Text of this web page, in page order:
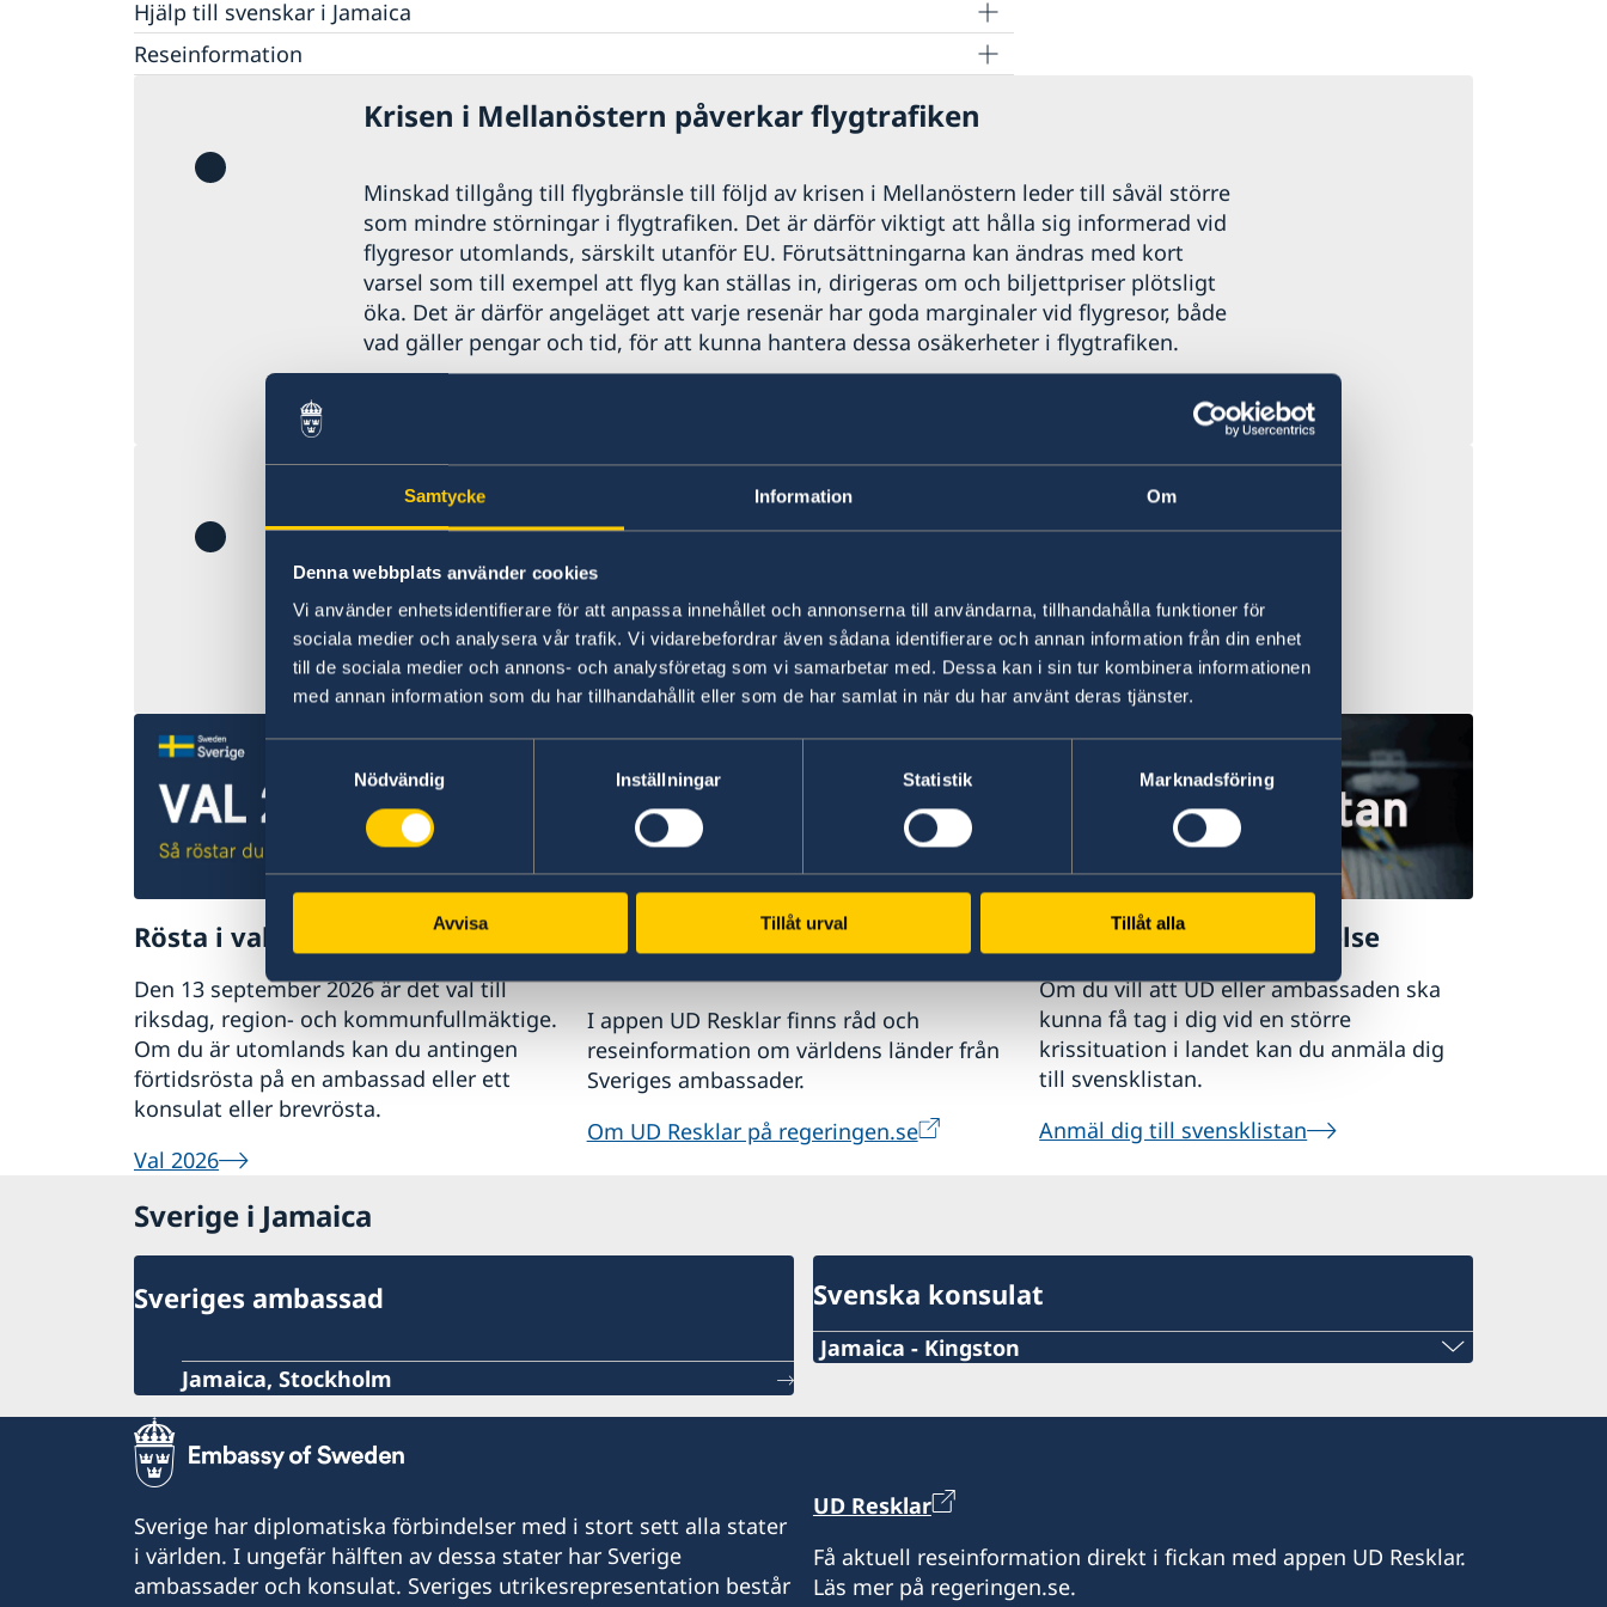
Samtycke Information Om
Denna webbplats använder cookies
Vi använder enhetsidentifierare för att anpassa innehållet och annonserna till användarna, tillhandahålla funktioner för
sociala medier och analysera vår trafik. Vi vidarebefordrar även sådana identifierare och annan information från din enhet
till de sociala medier och annons- och analysföretag som vi samarbetar med. Dessa kan i sin tur kombinera informationen
med annan information som du har tillhandahållit eller som de har samlat in när du har använt deras tjänster.
Nödvändig
Inställningar Statistik Marknadsföring
Avvisa Tillåt urval Tillåt alla
Hjälp till svenskar i Jamaica
Rösta i Jamaica
Pass utomlands
Reseinformation
Allmänna säkerhetsläget
Naturförhållanden och katastrofer
Kriminalitet och personlig säkerhet
Lokala lagar och sedvänjor
In- och utresebestämmelser
Krisen i Mellanöstern påverkar flygtrafiken
Minskad tillgång till flygbränsle till följd av krisen i Mellanöstern leder till såväl större
som mindre störningar i flygtrafiken. Det är därför viktigt att hålla sig informerad vid
flygresor utomlands, särskilt utanför EU. Förutsättningarna kan ändras med kort
varsel som till exempel att flyg kan ställas in, dirigeras om och biljettpriser plötsligt
öka. Det är därför angeläget att varje resenär har goda marginaler vid flygresor, både
vad gäller pengar och tid, för att kunna hantera dessa osäkerheter i flygtrafiken.
Aktuella händelser
Det finns för tillfället inget att rapportera.
Ambassadens reseinformation
Senast uppdaterad 09 juli 2026, 10.53
Rösta i valen 2026
Den 13 september 2026 är det val till
riksdag, region- och kommunfullmäktige.
Om du är utomlands kan du antingen
förtidsrösta på en ambassad eller ett
konsulat eller brevrösta.
Val 2026
UD:s reseinformation direkt i
I appen UD Resklar finns råd och
reseinformation om världens länder från
Sveriges ambassader.
Om UD Resklar på regeringen.se
Anmäl din utlandsvistelse
Om du vill att UD eller ambassaden ska
kunna få tag i dig vid en större
krissituation i landet kan du anmäla dig
till svensklistan.
Anmäl dig till svensklistan
Sverige i Jamaica
Sveriges ambassad
Jamaica, Stockholm
Svenska konsulat
Jamaica - Kingston
Emailadress generalkonsulat
Telefaxnummer konsulat
Sverige har diplomatiska förbindelser med i stort sett alla stater
i världen. I ungefär hälften av dessa stater har Sverige
ambassader och konsulat. Sveriges utrikesrepresentation består
UD Resklar
Få aktuell reseinformation direkt i fickan med appen UD Resklar.
Läs mer på regeringen.se.